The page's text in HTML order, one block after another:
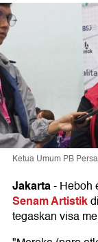
Ketua Umum PB
Jakarta-Heboh
Senam Artistik
tegaskan visa